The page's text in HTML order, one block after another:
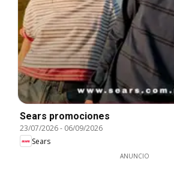
Sears promociones
23/07/2026- 06/09/2026
Sears
ANUNCIO